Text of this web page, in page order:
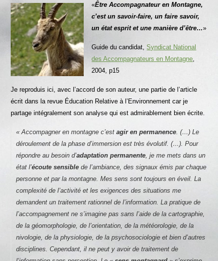
«Être Accompagnateur en Montagne,
c’est un savoir-faire, un faire savoir,
un état espritet une manière d’être…»
Guide du candidat,Syndicat National
des Accompagnateurs en Montagne
2004, p15
Je reproduis ici, avec l’accord de son auteur, une partie de l’article
écrit dans la revue Éducation Relative à l’Environnement car je
partage intégralement son analyse qui est admirablement bien écrite.
«Accompagner en montagne c’estagir en permanence . (…) Le
déroulement de la phase d’immersion est très évolutif. (…). Pour
répondre au besoin d’adaptation permanente , je me mets dans un
état l’écoute sensible de l’ambiance, des signaux émis par chaque
personne et par la montagne. Mes sens sont toujours en éveil. La
complexité de l’activité et les exigences des situations me
demandent un traitement rationnel de l’information. La pratique de
l’accompagnement ne s’imagine pas sans l’aide de la cartographie,
de la géomorphologie, de l’orientation, de la météorologie, de la
nivologie, de la physiologie, de la psychosociologie et bien d’autres
disciplines. Cependant, il ne peut y avoir de traitement de